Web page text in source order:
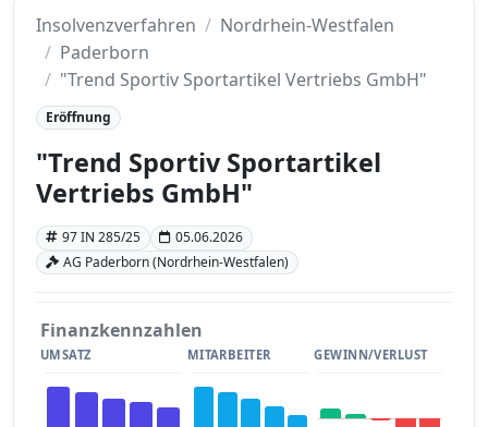
Insolvenzverfahren
Nordrhein-Westfalen
Paderborn
"Trend Sportiv Sportartikel Vertriebs GmbH"
Eröffnung
"Trend Sportiv Sportartikel
Vertriebs GmbH"
97 IN 285/25
05.06.2026
AG Paderborn (Nordrhein-Westfalen)
Finanzkennzahlen
UMSATZ MITARBEITER GEWINN/VERLUST